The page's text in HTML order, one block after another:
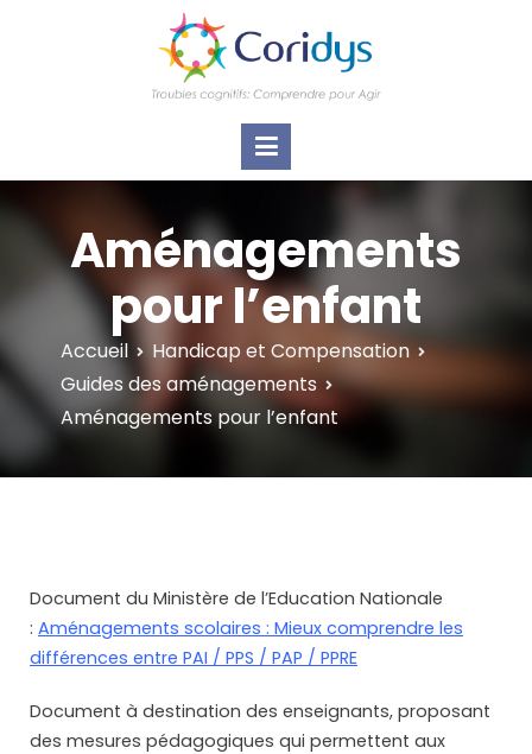
ASSOCIATION CORIDYS – Troubles
CORIDYS, association loi 1901, 4 pôles
d'actions Information Accompagnement
Innovation/E­xpertise Formations autour des
troubles cognitifs dys ou acquis
Aménagements
pour l’enfant
Accueil
Handicap et Compensation
Guides des aménagements
Aménagements pour l’enfant
Document du Ministère de l’Education Nationale
: Aménagements scolaires : Mieux comprendre les
différences entre PAI / PPS / PAP / PPRE
Document à destination des enseignants, proposant
des mesures pédagogiques qui permettent aux